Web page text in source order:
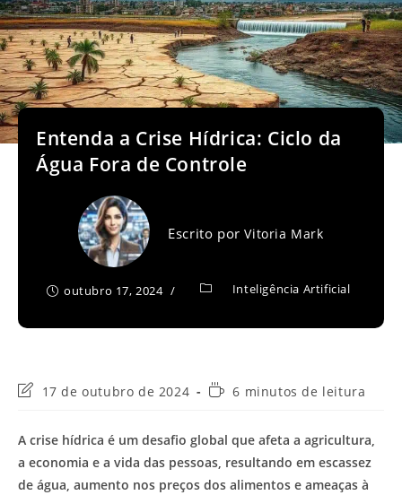
Entenda a Crise Hídrica: Ciclo da
Água Fora de Controle
Escrito porVitoria Mark
outubro 17, 2024 Inteligência Artificial
Última
post:
17 de outubro de 2024
Tempo6 minutos de leitura
A crise hídrica é um desafio global que afeta a agricultura,
a economia e a vida das pessoas, resultando em escassez
de água, aumento nos preços dos alimentos e ameaças à